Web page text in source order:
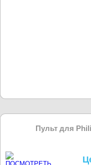
Пульт для